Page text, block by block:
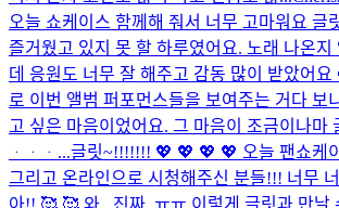
오늘 쇼케이스 함께해 줘서 너무 고마워요 글
즐거웠고 있지 못 할 하루였어요. 노래 나온지
데 응원도 너무 잘 해주고 감동 많이 받았어요
로 이번 앨범 퍼포먼스들을 보여주는 거다 보
고 싶은 마음이었어요. 그 마음이 조금이나마
ᆞᆞᆞ...글릿~!!!!!!! 💖 💖 💖 💖 오늘 팬쇼케
그리고 온라인으로 시청해주신 분들!!! 너무
아!! 🥰 🥰 와.. 진짜..ㅠㅠ 이렇게 글릿과 만날